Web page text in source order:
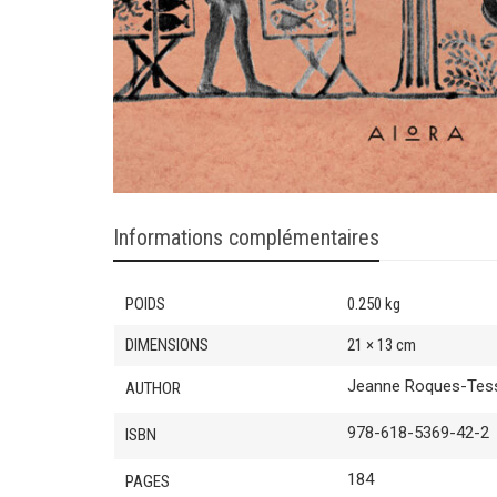
Informations complémentaires
POIDS 0.250 kg
DIMENSIONS 21 × 13 cm
AUTHOR Jeanne Roques-
ISBN 978-618-5369-42-2
PAGES 184